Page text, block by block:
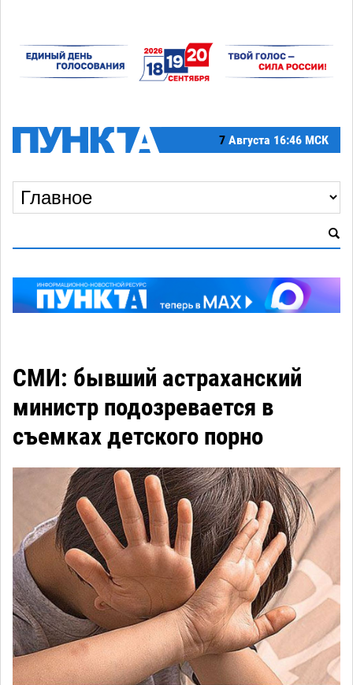
7 Августа 16:46 МСК
СМИ: бывший астраханский
министр подозревается в
съемках детского порно